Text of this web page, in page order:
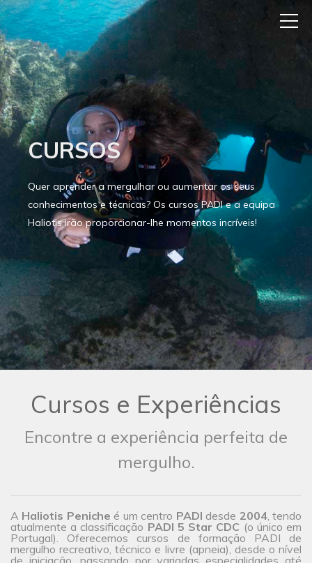
CURSOS
Quer aprender a mergulhar ou aumentar os seus
conhecimentos e técnicas? Os cursos PADI e a equipa
Haliotis irão proporcionar-lhe momentos incríveis!
Cursos e Experiências
Encontre a experiência perfeita de
mergulho.
A Haliotis Peniche é um centro PADI desde 2004, tendo
atualmente a classificação PADI 5 Star CDC (o único em
Portugal). Oferecemos cursos de formação PADI de
mergulho recreativo, técnico e livre (apneia), desde o nível